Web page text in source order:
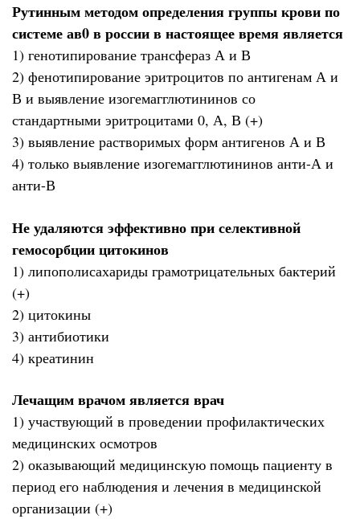
Рутинным методом определения группы крови по
системе ав0 в россии в настоящее время является
1) генотипирование трансфераз А и В
2) фенотипирование эритроцитов по антигенам А и
В и выявление изогемагглютининов со
стандартными эритроцитами 0, А, В (+)
3) выявление растворимых форм антигенов А и В
4) только выявление изогемагглютининов анти-А и
анти-В
Не удаляются эффективно при селективной
гемосорбции цитокинов
1) липополисахариды грамотрицательных бактерий
(+)
2) цитокины
3) антибиотики
4) креатинин
Лечащим врачом является врач
1) участвующий в проведении профилактических
медицинских осмотров
2) оказывающий медицинскую помощь пациенту в
период его наблюдения и лечения в медицинской
организации (+)